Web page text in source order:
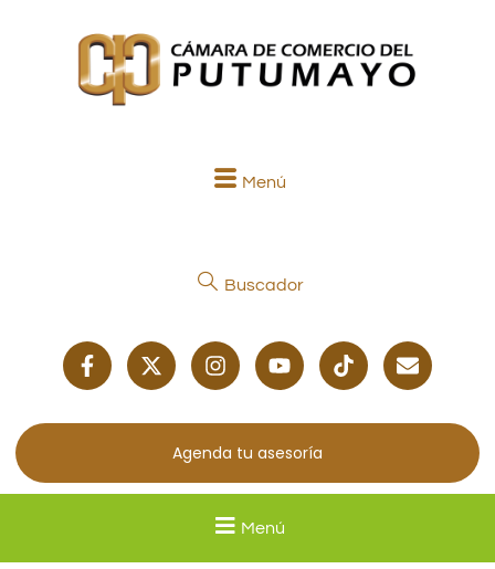
Menú
Buscador
Agenda tu asesoría
Menú